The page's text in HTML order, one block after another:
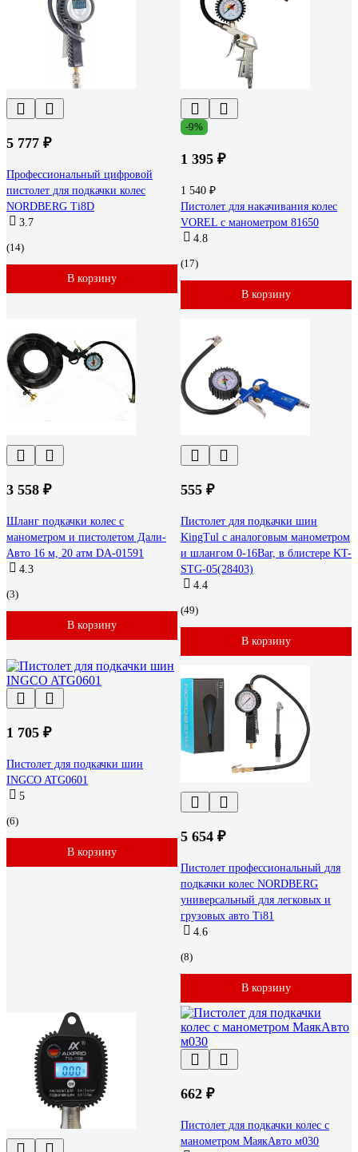
5 777 ₽
Профессиональный цифровой
пистолет для подкачки колес
NORDBERG Ti8D
3.7
(14)
В корзину
-9%
1 395 ₽
1 540 ₽
Пистолет для накачивания колес
VOREL с манометром 81650
4.8
(17)
В корзину
3 558 ₽
Шланг подкачки колес с
манометром и пистолетом Дали-
Авто 16 м, 20 атм DA-01591
4.3
(3)
В корзину
555 ₽
Пистолет для подкачки шин
KingTul с аналоговым манометром
и шлангом 0-16Bar, в блистере KT-
STG-05(28403)
4.4
(49)
В корзину
1 705 ₽
Пистолет для подкачки шин
INGCO ATG0601
5
(6)
В корзину
5 654 ₽
Пистолет профессиональный для
подкачки колес NORDBERG
универсальный для легковых и
грузовых авто Ti81
4.6
(8)
В корзину
662 ₽
Пистолет для подкачки колес с
манометром МаякАвто м030